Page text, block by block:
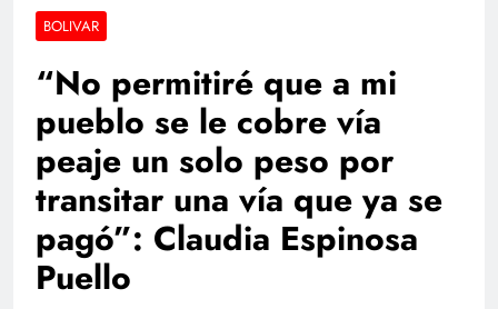
BOLIVAR
“No permitiré que a mi
pueblo se le cobre vía
peaje un solo peso por
transitar una vía que ya se
pagó”: Claudia Espinosa
Puello